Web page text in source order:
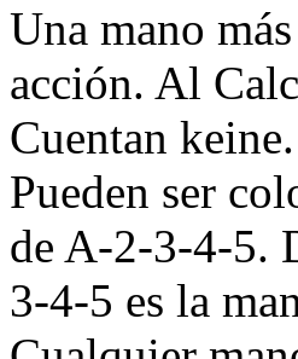
Una mano
acción. Al
Cuentan
Pueden ser
de A-2-3-4-5.
3-4-5 es la